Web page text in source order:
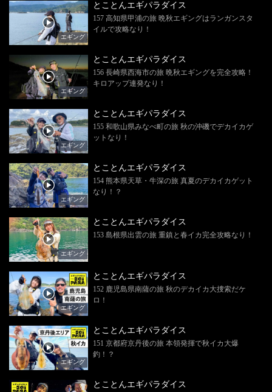
エギング
とことんエギパラダイス
157 高知県甲浦の旅 晩秋エギングはランガンスタ
イルで攻略なり！
エギング
とことんエギパラダイス
156 長崎県西海市の旅 晩秋エギングを完全攻略！
キロアップ連発なり！
エギング
とことんエギパラダイス
155 和歌山県みなべ町の旅 秋の沖磯でデカイカゲ
ットなり！
エギング
とことんエギパラダイス
154 熊本県天草・牛深の旅 真夏のデカイカゲット
なり！？
エギング
とことんエギパラダイス
153 島根県出雲の旅 重鎮と春イカ完全攻略なり！
エギング
とことんエギパラダイス
152 鹿児島県南薩の旅 秋のデカイカ大捜索だケ
ロ！
エギング
とことんエギパラダイス
151 京都府京丹後の旅 本領発揮で秋イカ大爆
釣！？
とことんエギパラダイス